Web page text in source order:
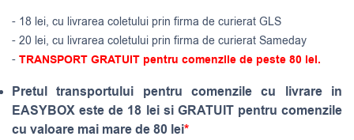
- 18 lei, cu livrarea coletului prin firma de curierat GLS
- 20 lei, cu livrarea coletului prin firma de curierat Sameday
- TRANSPORT GRATUIT pentru comenzile de peste 80 lei.
Pretul transportului pentru comenzile cu livrare in
EASYBOX este de 18 lei si GRATUIT pentru comenzile
cu valoare mai mare de 80 lei*